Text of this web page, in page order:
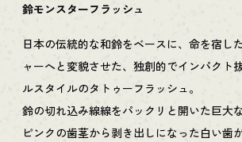
鈴モンスターフラッシュ
日本の伝統的な和鈴をベースに、命を宿し
ャーへと変貌させた、独創的でインパクト
ルスタイルのタトゥーフラッシュ。
鈴の切れ込み線線をパックリと開いた巨大
ピンクの歯茎から剥き出しになった白い歯